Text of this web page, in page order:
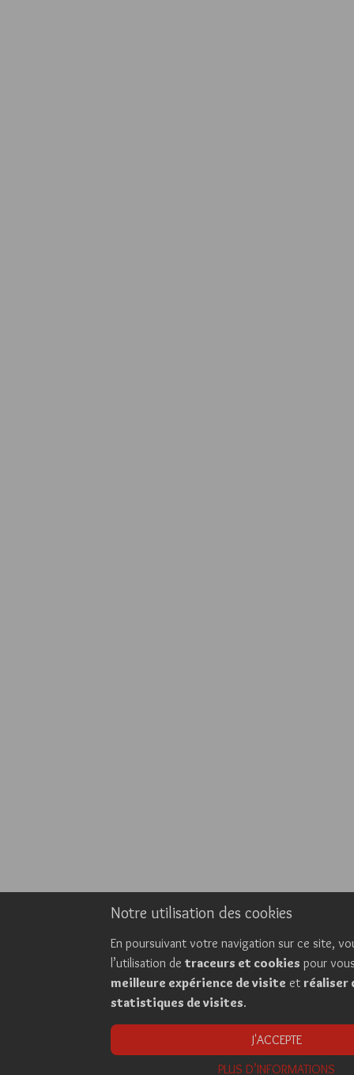
Notre utilisation des cookies
En poursuivant votre navigation sur ce site,
l’utilisation de traceurs et cookies pour
meilleure expérience de visite et réaliser
statistiques de visites.
J'ACCEPTE
PLUS D’INFORMATIONS